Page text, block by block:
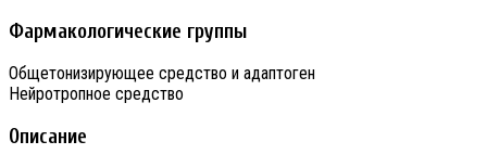
Фармакологические группы
Общетонизирующее средство и адаптоген
Нейротропное средство
Описание